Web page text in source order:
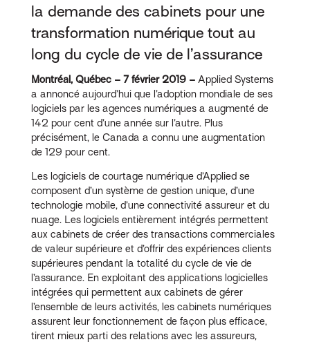
la demande des cabinets pour une
transformation numérique tout au
long du cycle de vie de l’assurance
Montréal, Québec – 7février 2019 – Applied Systems
a annoncé aujourd’hui que l’adoption mondiale de ses
logiciels par les agences numériques a augmenté de
142 pour cent d’une année sur l’autre. Plus
précisément, le Canada a connu une augmentation
de 129 pour cent.
Les logiciels de courtage numérique d’Applied se
composent d’un système de gestion unique, d’une
technologie mobile, d’une connectivité assureur et du
nuage. Les logiciels entièrement intégrés permettent
aux cabinets de créer des transactions commerciales
de valeur supérieure et d’offrir des expériences clients
supérieures pendant la totalité du cycle de vie de
l’assurance. En exploitant des applications logicielles
intégrées qui permettent aux cabinets de gérer
l’ensemble de leurs activités, les cabinets numériques
assurent leur fonctionnement de façon plus efficace,
tirent mieux parti des relations avec les assureurs,